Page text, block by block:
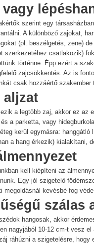
szerint egy
A különböző zajokat,
(pl. beszélgetés, zene)
szerkezetéhez csatlakozik)
történne. Épp ezért a
zajcsökkentés. Az is
csak hozzáértő szakember
aljzat
a legtöbb zaj, akkor ez az
a parketta, vagy
kerül egymásra:
a hang érkezik) kialakítani,
kell kiépíteni az
Egy jól szigetelő
megoldásnál kevésbé fog
szálas
hangosak, akkor
nagyjából 10-12 cm-t vesz
ráhúzni a szigetelésre,